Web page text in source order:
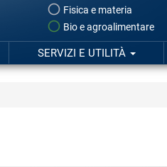
Fisica e materia
Bio e agroalimentare
SERVIZI E UTILITÀ